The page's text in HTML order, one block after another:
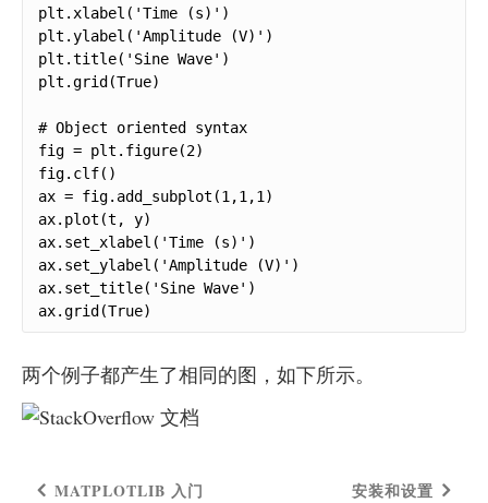
plt.xlabel('Time (s)')
plt.ylabel('Amplitude (V)')
plt.title('Sine Wave')
plt.grid(True)
# Object oriented syntax
fig = plt.figure(2)
fig.clf()
ax = fig.add_subplot(1,1,1)
ax.plot(t, y)
ax.set_xlabel('Time (s)')
ax.set_ylabel('Amplitude (V)')
ax.set_title('Sine Wave')
ax.grid(True)
两个例子都产生了相同的图，如下所示。
安装和设置
MATPLOTLIB 入门